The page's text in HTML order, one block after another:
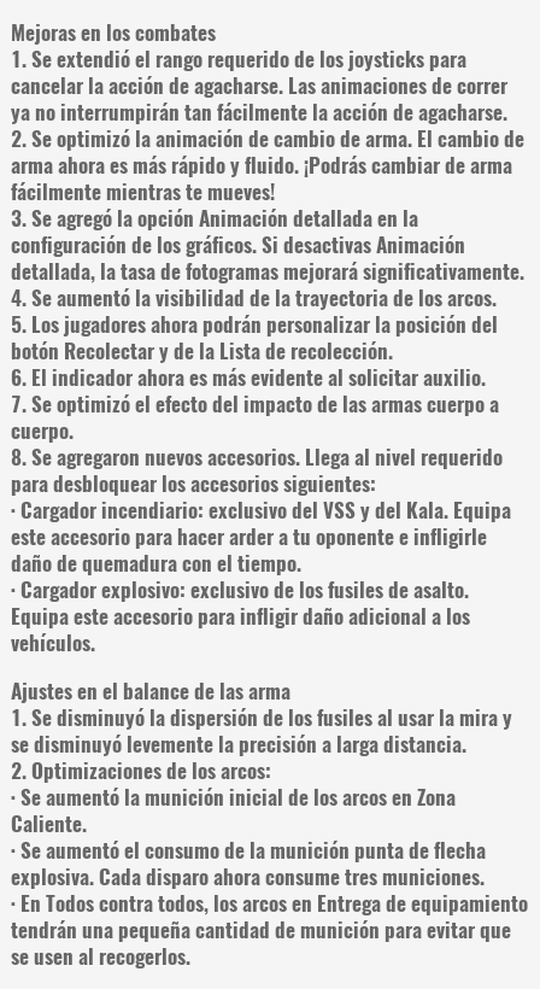
Mejoras en los combates
1. Se extendió el rango requerido de los joysticks para
cancelar la acción de agacharse. Las animaciones de correr
ya no interrumpirán tan fácilmente la acción de agacharse.
2. Se optimizó la animación de cambio de arma. El cambio de
arma ahora es más rápido y fluido. ¡Podrás cambiar de arma
fácilmente mientras te mueves!
3. Se agregó la opción Animación detallada en la
configuración de los gráficos. Si desactivas Animación
detallada, la tasa de fotogramas mejorará significativamente.
4. Se aumentó la visibilidad de la trayectoria de los arcos.
5. Los jugadores ahora podrán personalizar la posición del
botón Recolectar y de la Lista de recolección.
6. El indicador ahora es más evidente al solicitar auxilio.
7. Se optimizó el efecto del impacto de las armas cuerpo a
cuerpo.
8. Se agregaron nuevos accesorios. Llega al nivel requerido
para desbloquear los accesorios siguientes:
· Cargador incendiario: exclusivo del VSS y del Kala. Equipa
este accesorio para hacer arder a tu oponente e infligirle
daño de quemadura con el tiempo.
· Cargador explosivo: exclusivo de los fusiles de asalto.
Equipa este accesorio para infligir daño adicional a los
vehículos.
Ajustes en el balance de las arma
1. Se disminuyó la dispersión de los fusiles al usar la mira y
se disminuyó levemente la precisión a larga distancia.
2. Optimizaciones de los arcos:
· Se aumentó la munición inicial de los arcos en Zona
Caliente.
· Se aumentó el consumo de la munición punta de flecha
explosiva. Cada disparo ahora consume tres municiones.
· En Todos contra todos, los arcos en Entrega de equipamiento
tendrán una pequeña cantidad de munición para evitar que
se usen al recogerlos.